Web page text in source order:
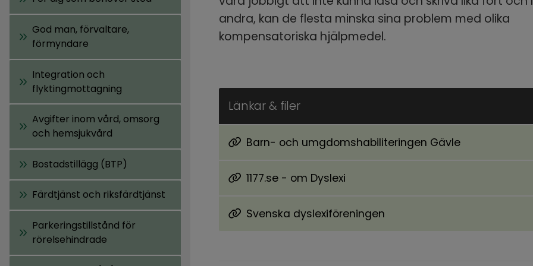
God man, förvaltare,
förmyndare
Integration och
flyktingmottagning
Avgifter inom vård, omsorg
och hemsjukvård
Bostadstillägg (BTP)
Färdtjänst och riksfärdtjänst
Parkeringstillstånd för
rörelsehindrade
andra, kan de flesta minska sina problem med olika
kompensatoriska hjälpmedel.
Länkar & filer
Barn- och umgdomshabiliteringen Gävle
Länk till annan webbplats, öppnas i nytt fönster.
1177.se - om Dyslexi
Länk till annan webbplats, öppnas i nytt fönster.
Svenska dyslexiföreningen
Länk till annan webbplats, öppnas i nytt fönster.